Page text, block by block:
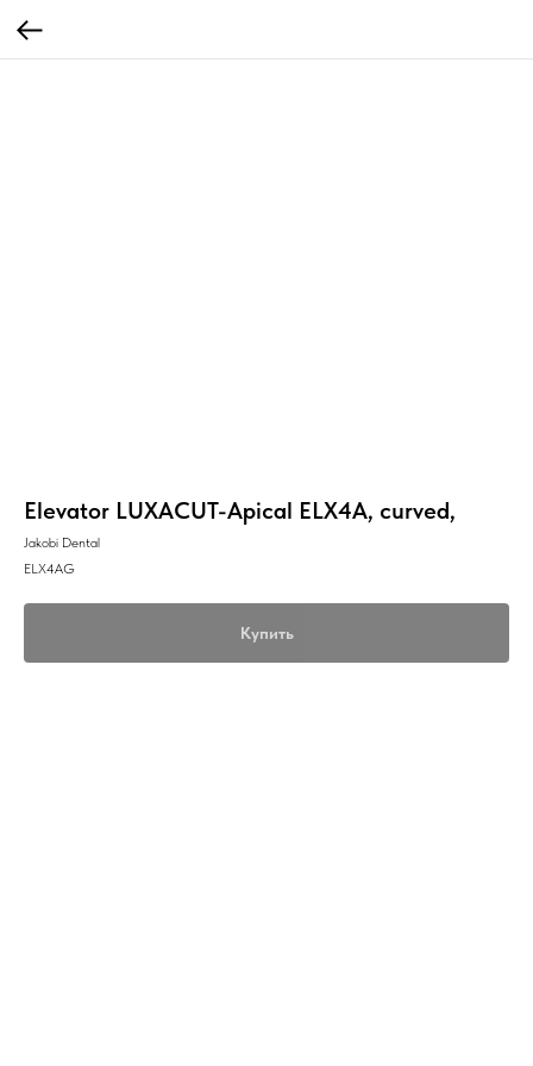
Elevator LUXACUT-Apical ELX4A, curved,
Jakobi Dental
ELX4AG
Купить